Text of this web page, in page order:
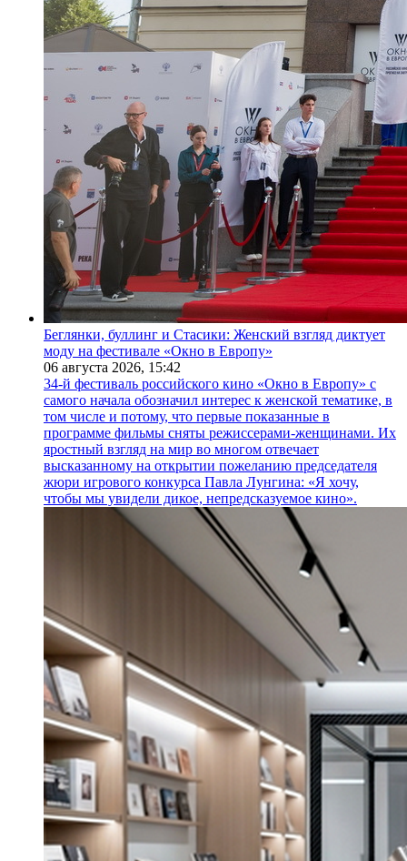
Беглянки, буллинг и Стасики: Женский взгляд диктует
моду на фестивале «Окно в Европу»
06 августа 2026, 15:42
34-й фестиваль российского кино «Окно в Европу» с
самого начала обозначил интерес к женской тематике, в
том числе и потому, что первые показанные в
программе фильмы сняты режиссерами-женщинами. Их
яростный взгляд на мир во многом отвечает
высказанному на открытии пожеланию председателя
жюри игрового конкурса Павла Лунгина: «Я хочу,
чтобы мы увидели дикое, непредсказуемое кино».